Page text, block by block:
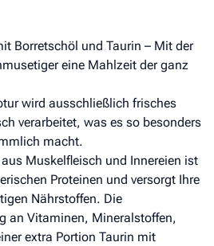
Borretschöl und Taurin – Mit der
eine Mahlzeit der ganz
wird ausschließlich frisches
verarbeitet, was es so besonders
macht.
Muskelfleisch und Innereien ist
Proteinen und versorgt Ihre
Nährstoffen. Die
an Vitaminen, Mineralstoffen,
extra Portion Taurin mit